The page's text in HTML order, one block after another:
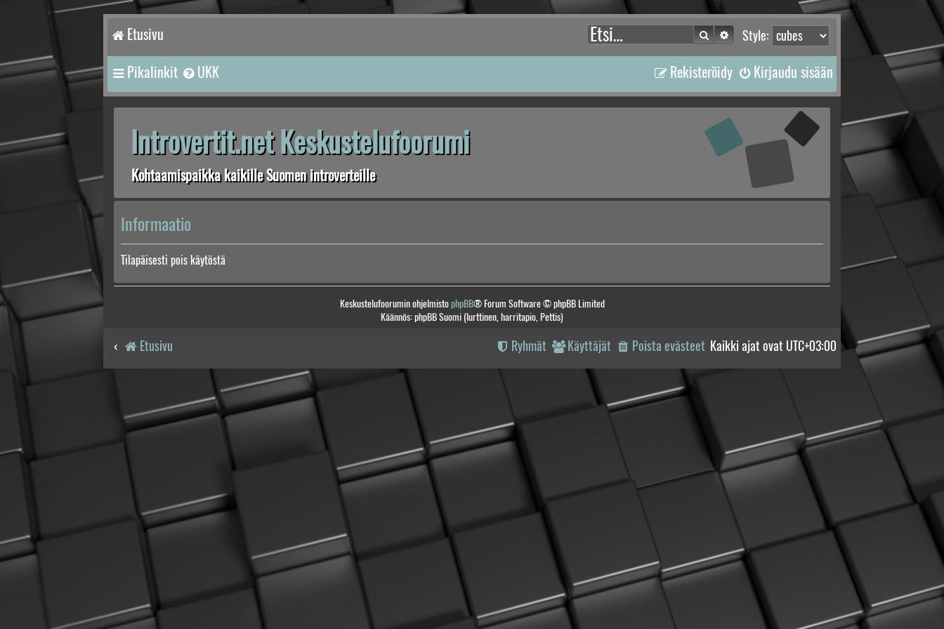
Etusivu Style:
Etsi Tarkennettu haku
Pikalinkit UKK Kirjaudu sisään
Rekisteröidy
Introvertit.net Keskustelufoorumi
Kohtaamispaikka kaikille Suomen introverteille
Informaatio
Tilapäisesti pois käytöstä
Keskustelufoorumin ohjelmistophpBB® Forum Software © phpBB Limited
Käännös: phpBB Suomi (lurttinen, harritapio, Pettis)
Etusivu Kaikki ajat ovat UTC+03:00
Poista evästeet
Käyttäjät
Ryhmät